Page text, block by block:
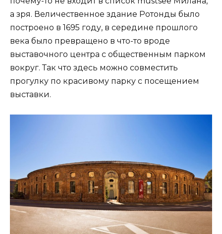
а зря. Величественное здание Ротонды было
построено в 1695 году, в середине прошлого
века было превращено в что-то вроде
выставочного центра с общественным парком
вокруг. Так что здесь можно совместить
прогулку по красивому парку с посещением
выставки.